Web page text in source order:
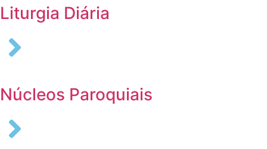
Liturgia Diária
Núcleos Paroquiais